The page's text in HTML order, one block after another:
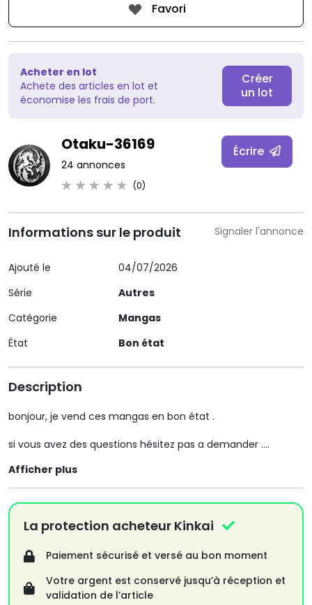
Favori
Acheter en lot
Achete des articles en lot et
économise les frais de port.
Créer
un lot
Otaku-36169
24 annonces
(0)
Écrire
Signaler l'annonce
Informations sur le produit
Ajouté le
04/07/2026
Série
Autres
Catégorie
Mangas
État
Bon état
Description
bonjour, je vend ces mangas en bon état .
si vous avez des questions hésitez pas a demander .
Afficher plus
La protection acheteur Kinkai
Paiement sécurisé et versé au bon moment
Votre argent est conservé jusqu’à réception et
validation de l’article